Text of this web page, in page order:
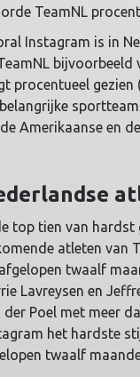
TeamNL
Instagram is in
bijvoorbeeld
procentueel gezien
Amerikaanse en
top tien van hardst
atleten van
twaalf
Lavreysen en
der Poel met meer
het hardste
twaalf